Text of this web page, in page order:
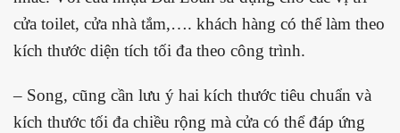
cửa toilet, cửa nhà tắm,…. khách hàng có thể làm theo
kích thước diện tích tối đa theo công trình.
– Song, cũng cần lưu ý hai kích thước tiêu chuẩn và
kích thước tối đa chiều rộng mà cửa có thể đáp ứng